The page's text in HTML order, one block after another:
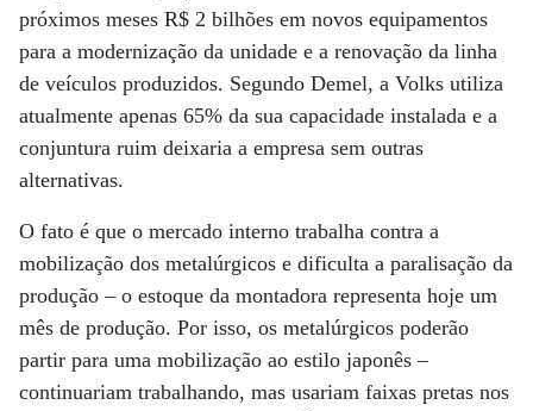
próximos meses R$ 2 bilhões em novos equipamentos
para a modernização da unidade e a renovação da linha
de veículos produzidos. Segundo Demel, a Volks utiliza
atualmente apenas 65% da sua capacidade instalada e a
conjuntura ruim deixaria a empresa sem outras
alternativas.
O fato é que o mercado interno trabalha contra a
mobilização dos metalúrgicos e dificulta a paralisação da
produção – o estoque da montadora representa hoje um
mês de produção. Por isso, os metalúrgicos poderão
partir para uma mobilização ao estilo japonês –
continuariam trabalhando, mas usariam faixas pretas nos